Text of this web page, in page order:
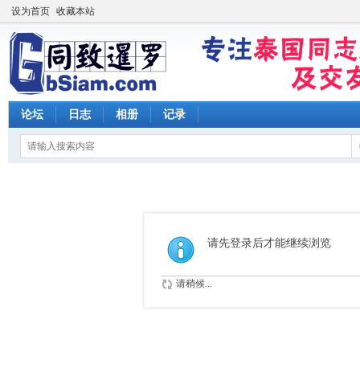
设为首页 收藏本站
论坛 日志 相册 记录
请先登录后才能继续浏览
请稍候...